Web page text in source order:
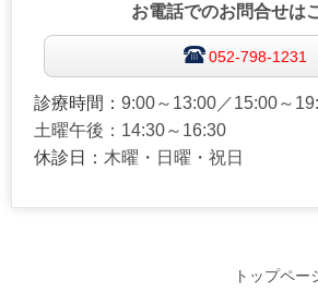
お電話でのお問合せは
052-798-1231
診療時間： 9:00～13:00／15:00～
土曜午後：14:30～16:30
休診日： 木曜・日曜・祝日
トップペー